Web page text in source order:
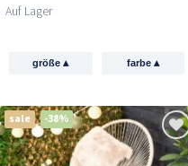
Auf Lager
größe▴ farbe ▴
sale -38%